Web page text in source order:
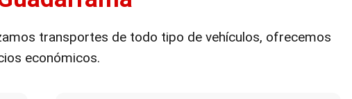
transportes de todo tipo de vehículos, ofrecemos
económicos.